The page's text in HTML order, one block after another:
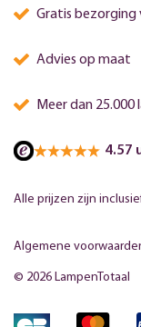
Gratis bezorging
Advies op maat
Meer dan
4.57
Alle prijzen zijn
© 2026 LampenTotaal
Algemene